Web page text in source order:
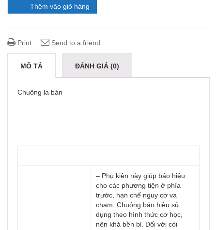
Thêm vào giỏ hàng
Print Send to a friend
MÔ TẢ ĐÁNH GIÁ (0)
Chuông la bàn
– Phụ kiện này giúp báo hiệu
cho các phương tiện ở phía
trước, hạn chế nguy cơ va
chạm. Chuông báo hiệu sử
dụng theo hình thức cơ học,
nên khá bền bỉ. Đối với còi